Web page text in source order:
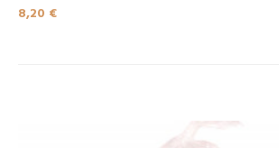
Prix
8,20 €